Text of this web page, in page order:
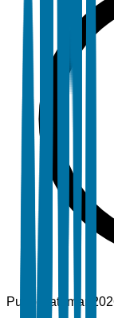
Pubblicato mar